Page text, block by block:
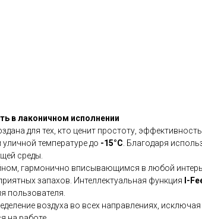
в лаконичном исполнении
для тех, кто ценит простоту,
температуре до -15°C . Благодаря
среды.
гармонично вписывающимся в любой
запахов. Интеллектуальная функция I-
пользователя.
воздуха во всех направлениях,